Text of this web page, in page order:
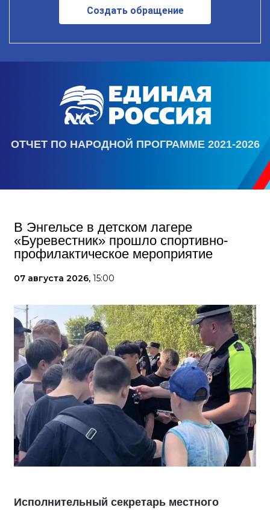
Создать обращение
ОТЧЕТ ПО НАРОДНОЙ ПРОГРАММЕ 2021-2026
В Энгельсе в детском лагере
«Буревестник» прошло спортивно-
профилактическое мероприятие
07 августа 2026, 15:00
Исполнительный секретарь местного